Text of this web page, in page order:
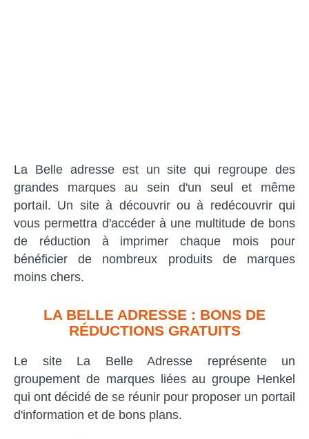
La Belle adresse est un site qui regroupe des
grandes marques au sein d'un seul et même
portail. Un site à découvrir ou à redécouvrir qui
vous permettra d'accéder à une multitude de bons
de réduction à imprimer chaque mois pour
bénéficier de nombreux produits de marques
moins chers.
LA BELLE ADRESSE : BONS DE
RÉDUCTIONS GRATUITS
Le site La Belle Adresse représente un
groupement de marques liées au groupe Henkel
qui ont décidé de se réunir pour proposer un portail
d'information et de bons plans.